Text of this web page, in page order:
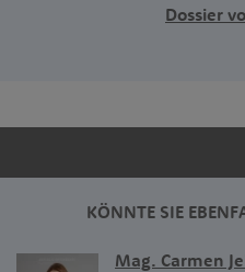
Dossier
KÖNNTE SIE
Mag. Carmen